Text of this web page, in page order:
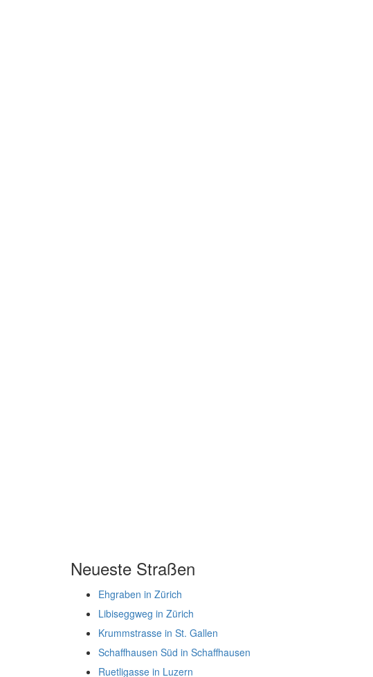
Neueste Straßen
Ehgraben in Zürich
Libiseggweg in Zürich
Krummstrasse in St. Gallen
Schaffhausen Süd in Schaffhausen
Ruetligasse in Luzern